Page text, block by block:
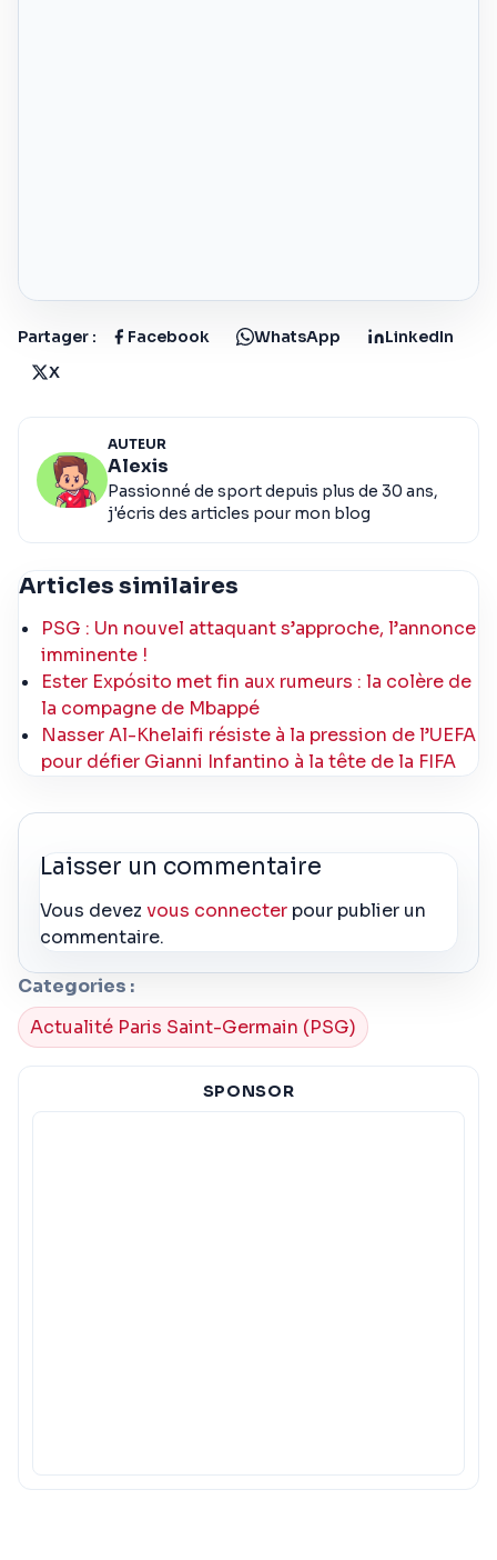
Partager : Facebook WhatsApp
LinkedIn
X
AUTEUR
Alexis
Passionné de sport depuis plus de 30 ans,
j'écris des articles pour mon blog
Articles similaires
PSG : Un nouvel attaquant s’approche, l’annonce
imminente !
Ester Expósito met fin aux rumeurs : la colère de
la compagne de Mbappé
Nasser Al-Khelaifi résiste à la pression de l’UEFA
pour défier Gianni Infantino à la tête de la FIFA
Laisser un commentaire
Vous devezvous connecter pour publier un
commentaire.
Categories :
Actualité Paris Saint-Germain (PSG)
SPONSOR